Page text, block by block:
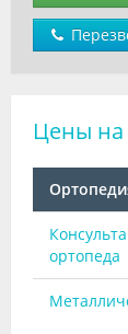
Цены на
ортопеда